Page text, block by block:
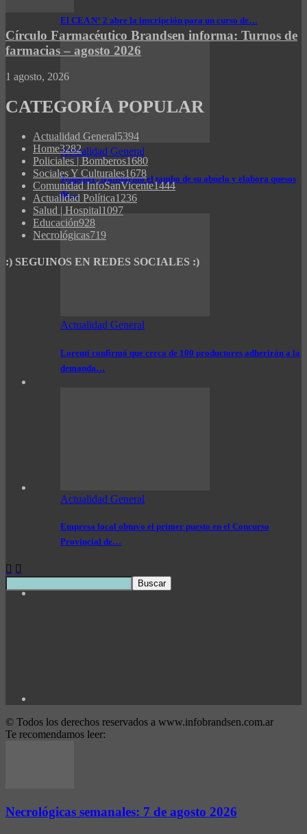
El CEA N° 2 abre la inscripción para un curso de…
Actualidad General
Jeppener: transformó el tambo de su abuelo y elabora quesos
de…
Actualidad General
Lorenti confirmó que cerca de 100 productores adherirán a la
demanda…
Actualidad General
Empresa local obtuvo el primer puesto en el Concurso
Provincial de…
Círculo Farmacéutico Brandsen informa: Turnos de
farmacias – agosto 2026
1 agosto, 2026
CATEGORÍA POPULAR
Actualidad General5394
Home3282
Policiales | Bomberos1680
Sociales Y Culturales1678
Comunidad InfoSanVicente1444
Actualidad Política1236
Salud | Hospital1097
Educación928
Necrológicas719
:) SEGUINOS EN REDES SOCIALES :)
© Todos los derechos reservados a www.infobrandsen.com.ar
Te recomendamos leer:
Necrológicas semanales: 7 de agosto 2026